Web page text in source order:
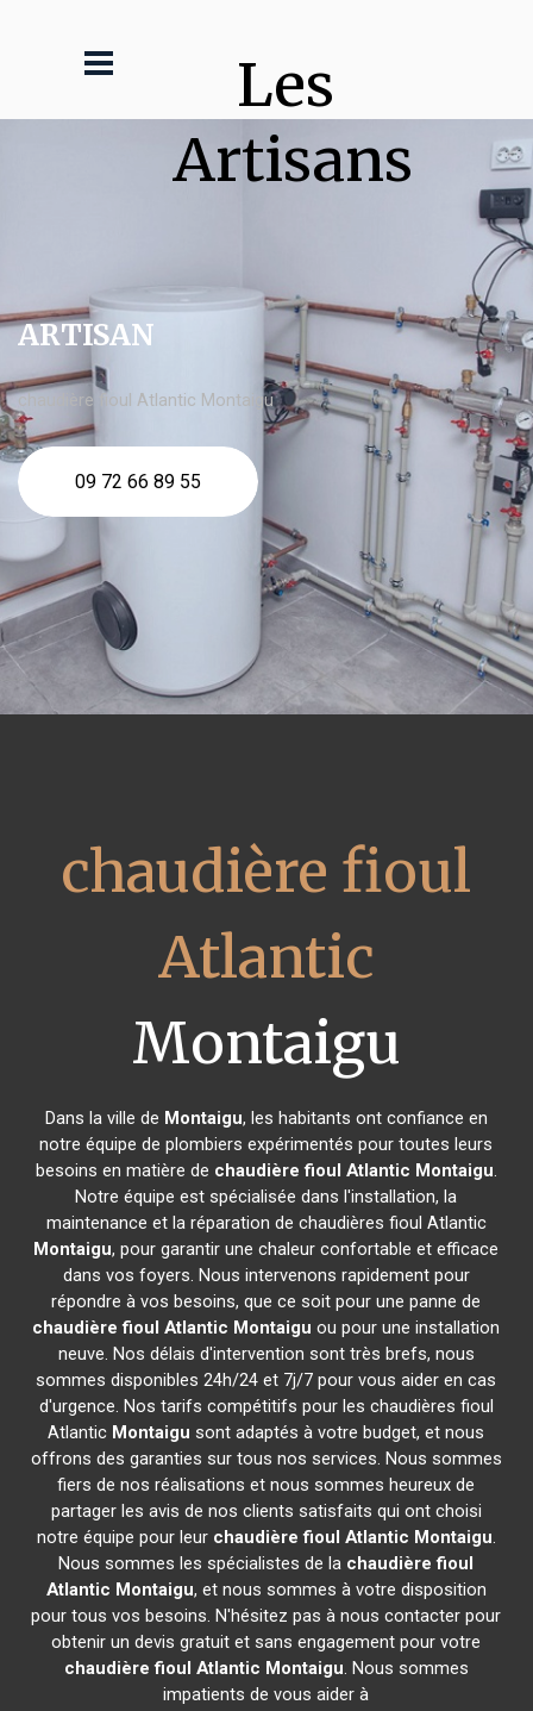
Les
Artisans
ARTISAN
chaudière fioul Atlantic Montaigu
09 72 66 89 55
chaudière fioul
Atlantic
Montaigu
Dans la ville de Montaigu, les habitants ont confiance en
notre équipe de plombiers expérimentés pour toutes leurs
besoins en matière de chaudière fioul Atlantic Montaigu.
Notre équipe est spécialisée dans l'installation, la
maintenance et la réparation de chaudières fioul Atlantic
Montaigu, pour garantir une chaleur confortable et efficace
dans vos foyers. Nous intervenons rapidement pour
répondre à vos besoins, que ce soit pour une panne de
chaudière fioul Atlantic Montaigu ou pour une installation
neuve. Nos délais d'intervention sont très brefs, nous
sommes disponibles 24h/24 et 7j/7 pour vous aider en cas
d'urgence. Nos tarifs compétitifs pour les chaudières fioul
Atlantic Montaigu sont adaptés à votre budget, et nous
offrons des garanties sur tous nos services. Nous sommes
fiers de nos réalisations et nous sommes heureux de
partager les avis de nos clients satisfaits qui ont choisi
notre équipe pour leur chaudière fioul Atlantic Montaigu.
Nous sommes les spécialistes de la chaudière fioul
Atlantic Montaigu, et nous sommes à votre disposition
pour tous vos besoins. N'hésitez pas à nous contacter pour
obtenir un devis gratuit et sans engagement pour votre
chaudière fioul Atlantic Montaigu. Nous sommes
impatients de vous aider à